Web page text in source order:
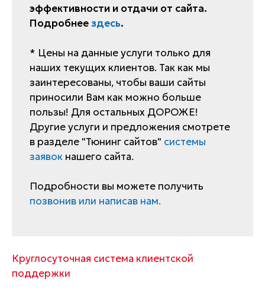
эффективности и отдачи от сайта.
Подробнеездесь.
* Цены на данные услуги только для
наших текущих клиентов. Так как мы
заинтересованы, чтобы ваши сайты
приносили Вам как можно больше
пользы! Для остальных ДОРОЖЕ!
Другие услуги и предложения смотрете
в разделе "Тюнинг сайтов" системы
заявок нашего сайта.
Подробности вы можете получить
позвонив или написав нам.
Круглосуточная система клиентской
поддержки